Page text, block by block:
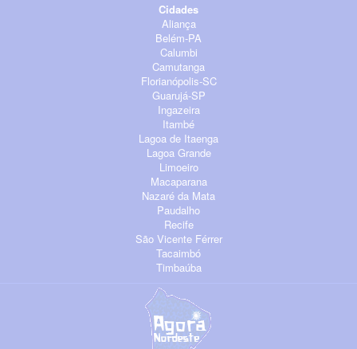
Cidades
Aliança
Belém-PA
Calumbi
Camutanga
Florianópolis-SC
Guarujá-SP
Ingazeira
Itambé
Lagoa de Itaenga
Lagoa Grande
Limoeiro
Macaparana
Nazaré da Mata
Paudalho
Recife
São Vicente Férrer
Tacaimbó
Timbaúba